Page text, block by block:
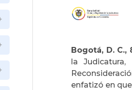
Bogotá, D.
la
enfatizó en